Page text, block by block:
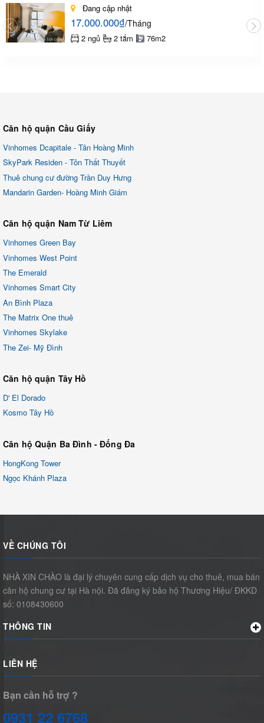
Đang cập nhật
17.000.000₫/Tháng
2 ngủ 2 tắm 76m2
Căn hộ quận Cầu Giấy
Vinhomes Dcapitale - Tân Hoàng Minh
SkyPark Residen - Tôn Thất Thuyết
Thuê chung cư đường Trần Duy Hưng
Mandarin Garden- Hoàng Minh Giám
Căn hộ quận Nam Từ Liêm
Vinhomes Green Bay
Vinhomes West Point
The Emerald
Vinhomes Smart City
An Bình Plaza
The Matrix One thuê
Vinhomes Skylake
The Zei- Mỹ Đình
Căn hộ quận Tây Hồ
D' El Dorado
Kosmo Tây Hồ
Căn hộ Quận Ba Đình - Đống Đa
HongKong Tower
Ngọc Khánh Plaza
VỀ CHÚNG TÔI
NHÀ XIN CHÀO là đại lý chuyên cung cấp dịch vụ cho thuê, mua bán
căn hộ chung cư tại Hà nội. Đã đăng ký bảo hộ Thương Hiệu/ ĐKKD
số: 0108430600
THÔNG TIN
LIÊN HỆ
Bạn cần hỗ trợ ?
0931 22 6768